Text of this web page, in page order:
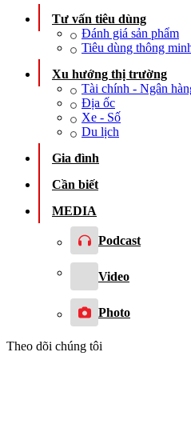
Tư vấn tiêu dùng
Đánh giá sản phẩm
Tiêu dùng thông
Xu hướng thị trường
Tài chính - Ngân
Địa ốc
Xe - Số
Du lịch
Gia đình
Cần biết
MEDIA
Podcast
Video
Photo
Theo dõi chúng tôi